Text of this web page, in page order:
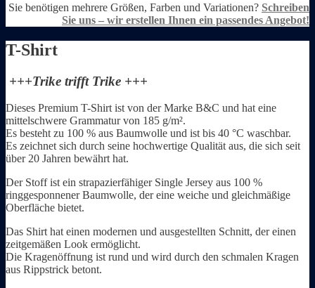
Sie benötigen mehrere Größen, Farben und Variationen? Schreiben
Sie uns – wir erstellen Ihnen ein passendes Angebot!
T-Shirt
+++Trike trifft Trike +++
Dieses Premium T-Shirt ist von der Marke B&C und hat eine
mittelschwere Grammatur von 185 g/m².
Es besteht zu 100 % aus Baumwolle und ist bis 40 °C waschbar.
Es zeichnet sich durch seine hochwertige Qualität aus, die sich seit
über 20 Jahren bewährt hat.
Der Stoff ist ein strapazierfähiger Single Jersey aus 100 %
ringgesponnener Baumwolle, der eine weiche und gleichmäßige
Oberfläche bietet.
Das Shirt hat einen modernen und ausgestellten Schnitt, der einen
zeitgemäßen Look ermöglicht.
Die Kragenöffnung ist rund und wird durch den schmalen Kragen
aus Rippstrick betont.